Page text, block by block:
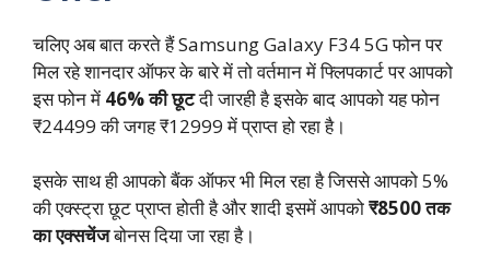
चलिए अब बात करते हैं Samsung Galaxy F34 5G फोन पर
मिल रहे शानदार ऑफर के बारे में तो वर्तमान में फ्लिपकार्ट पर आपको
इस फोन में 46% की छूटदी जारही है इसके बाद आपको यह फोन
₹24499 की जगह ₹12999 में प्राप्त हो रहा है।
इसके साथ ही आपको बैंक ऑफर भी मिल रहा है जिससे आपको 5%
की एक्स्ट्रा छूट प्राप्त होती है और शादी इसमें आपको₹8500 तक
का एक्सचेंजबोनस दिया जा रहा है।